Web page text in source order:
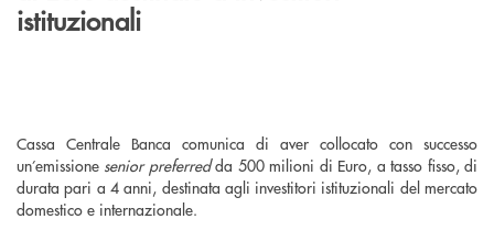
istituzionali
Cassa Centrale Banca comunica di aver collocato con successo
un’emissione senior preferredda 500 milioni di Euro, a tasso fisso, di
durata pari a 4 anni, destinata agli investitori istituzionali del mercato
domestico e internazionale.